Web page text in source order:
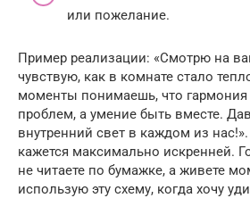
или пожелание.
Пример реализации: «Смотрю на
чувствую, как в комнате стало
моменты понимаешь, что гармония
проблем, а умение быть вместе.
внутренний свет в каждом из
кажется максимально искренней.
не читаете по бумажке, а живете
использую эту схему, когда хочу